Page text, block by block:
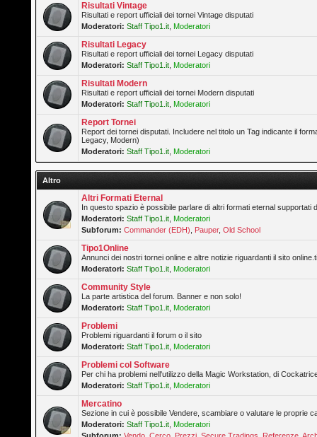
Risultati Vintage
Risultati e report ufficiali dei tornei Vintage disputati
Moderatori: Staff Tipo1.it Moderatori
Risultati Legacy
Risultati e report ufficiali dei tornei Legacy disputati
Moderatori: Staff Tipo1.it Moderatori
Risultati Modern
Risultati e report ufficiali dei tornei Modern disputati
Moderatori: Staff Tipo1.it Moderatori
Report Tornei
Report dei tornei disputati. Includere nel titolo un Tag indicante il
Legacy, Modern)
Moderatori: Staff Tipo1.it Moderatori
Altro
Altri Formati Eternal
In questo spazio è possibile parlare di altri formati eternal supportati
Moderatori: Staff Tipo1.it Moderatori
Subforum:Commander (EDH) Pauper,Old School
Tipo1Online
Annunci dei nostri tornei online e altre notizie riguardanti il sito
Moderatori: Staff Tipo1.it Moderatori
Community Style
La parte artistica del forum. Banner e non solo!
Moderatori: Staff Tipo1.it Moderatori
Problemi
Problemi riguardanti il forum o il sito
Moderatori: Staff Tipo1.it Moderatori
Problemi col Software
Per chi ha problemi nell'utilizzo della Magic Workstation, di
Moderatori: Staff Tipo1.it Moderatori
Mercatino
Sezione in cui è possibile Vendere, scambiare o valutare le proprie
Moderatori: Staff Tipo1.it Moderatori